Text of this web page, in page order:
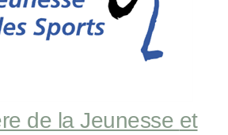
de la Jeunesse et